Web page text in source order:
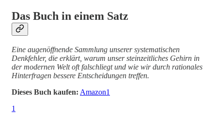
Das Buch in einem Satz
Eine augenöffnende Sammlung unserer systematischen
Denkfehler, die erklärt, warum unser steinzeitliches Gehirn in
der modernen Welt oft falschliegt und wie wir durch rationales
Hinterfragen bessere Entscheidungen treffen.
Dieses Buch kaufen: Amazon1
1